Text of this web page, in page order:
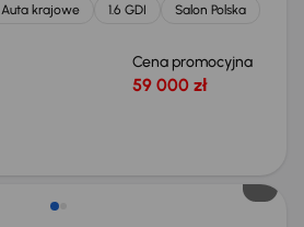
Auta krajowe 1.6 GDI
Salon Polska
Cena promocyjna
59 000 zł